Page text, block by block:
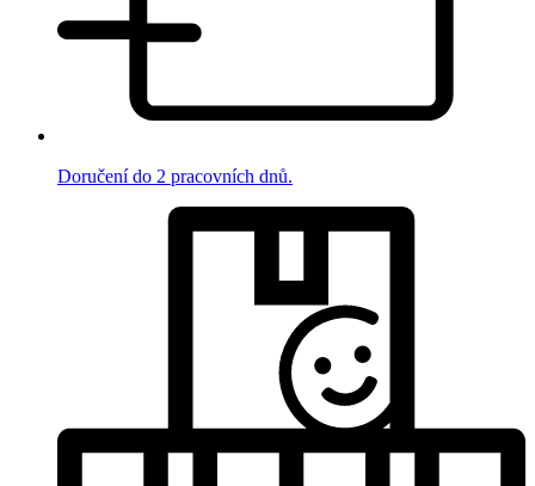
Doručení do 2 pracovních dnů.